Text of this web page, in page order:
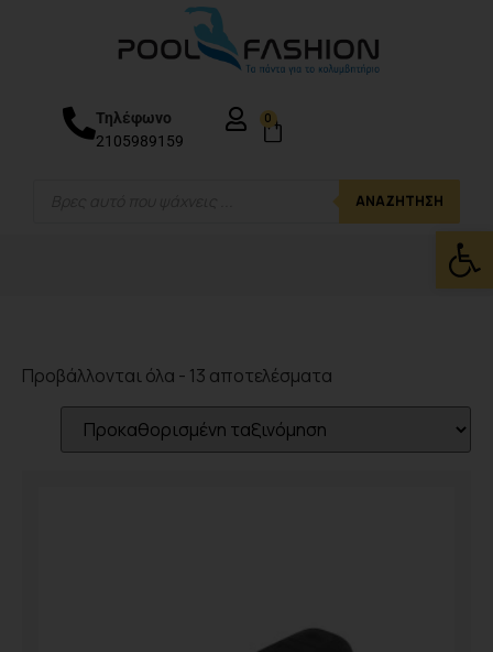
ΑΝΑΖΉΤΗΣΗ
Τηλέφωνο
2105989159
0
Προβάλλονται όλα - 13 αποτελέσματα